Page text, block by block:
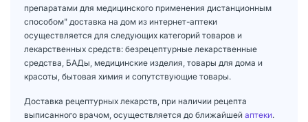
препаратами для медицинского применения дистанционным
способом" доставка на дом из интернет-аптеки
осуществляется для следующих категорий товаров и
лекарственных средств: безрецептурные лекарственные
средства, БАДы, медицинские изделия, товары для дома и
красоты, бытовая химия и сопутствующие товары.
Доставка рецептурных лекарств, при наличии рецепта
выписанного врачом, осуществляется до ближайшей аптеки.